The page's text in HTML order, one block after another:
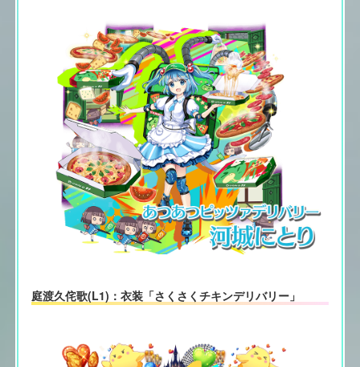
庭渡久侘歌(L1)：衣装「さくさくチキンデリバリー」